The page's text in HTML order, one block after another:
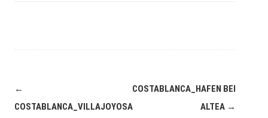
Navigation
(Beiträge)
←
COSTABLANCA_VILLAJOYOSA
COSTABLANCA_HAFEN BEI
ALTEA →